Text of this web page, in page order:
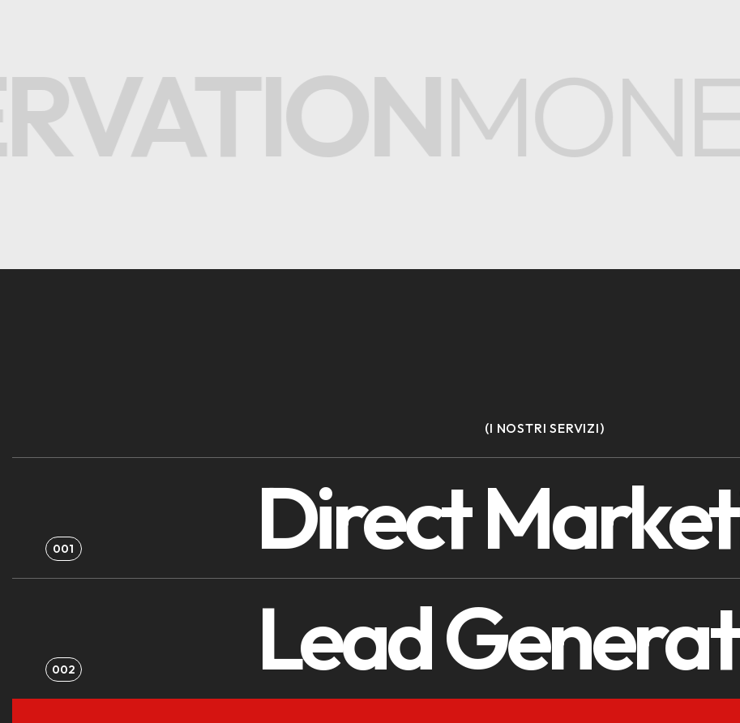
(I NOSTRI SERVIZI)
001 Direct
002 Lead